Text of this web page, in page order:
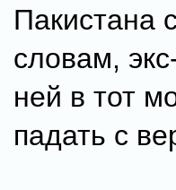
Пакистана
словам,
ней в тот
падать с